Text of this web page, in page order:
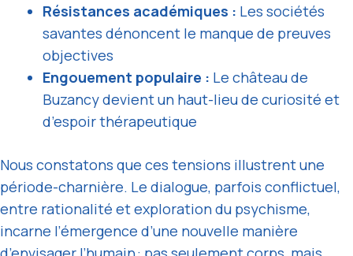
Résistances académiques : Les sociétés
savantes dénoncent le manque de preuves
objectives
Engouement populaire : Le château de
Buzancy devient un haut-lieu de curiosité et
d’espoir thérapeutique
Nous constatons que ces tensions illustrent une
période-charnière. Le dialogue, parfois conflictuel,
entre rationalité et exploration du psychisme,
incarne l’émergence d’une nouvelle manière